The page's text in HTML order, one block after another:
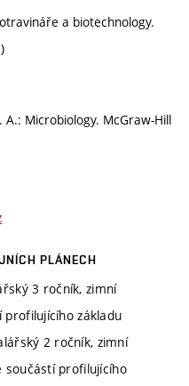
a biotechnology.
A.: Microbiology. McGraw-Hill
PLÁNECH
3 ročník, zimní
profilujícího základu
2 ročník, zimní
součástí profilujícího